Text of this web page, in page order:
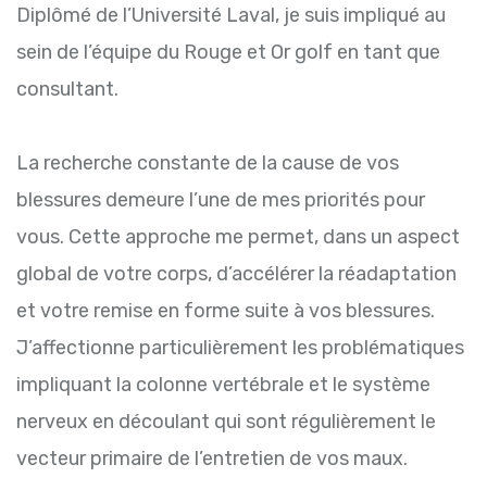
Diplômé de l’Université Laval, je suis impliqué au
sein de l’équipe du Rouge et Or golf en tant que
consultant.
La recherche constante de la cause de vos
blessures demeure l’une de mes priorités pour
vous. Cette approche me permet, dans un aspect
global de votre corps, d’accélérer la réadaptation
et votre remise en forme suite à vos blessures.
J’affectionne particulièrement les problématiques
impliquant la colonne vertébrale et le système
nerveux en découlant qui sont régulièrement le
vecteur primaire de l’entretien de vos maux.